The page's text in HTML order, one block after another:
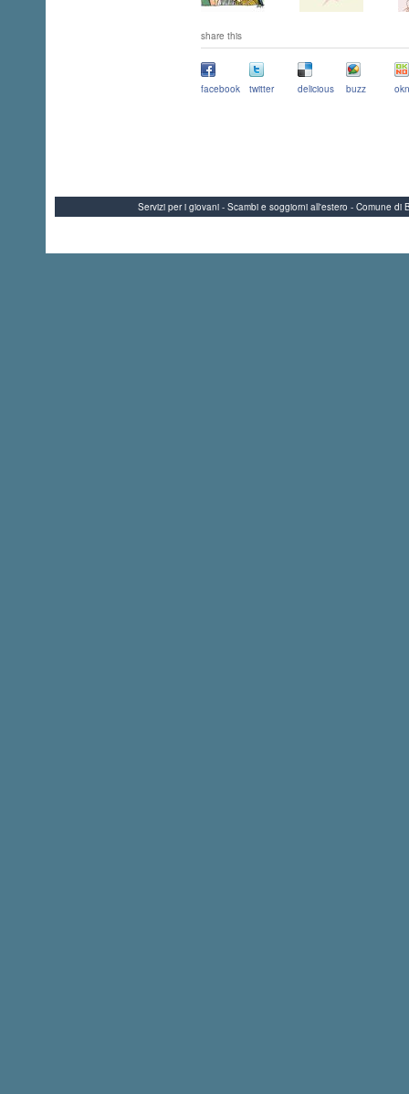
share this
facebook twitter delicious buzz
Servizi per i giovani - Scambi e soggiorni all'estero - Comune